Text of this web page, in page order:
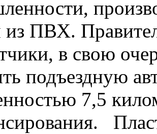
из ПВХ.
в свою
подъездную
7,5